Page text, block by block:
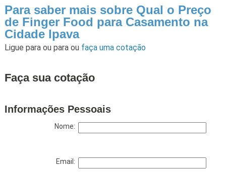
Para saber mais sobre Qual o Preço
de Finger Food para Casamento na
Cidade Ipava
Ligue para ou para ou faça uma cotação
Faça sua cotação
Informações Pessoais
Nome:
Email: